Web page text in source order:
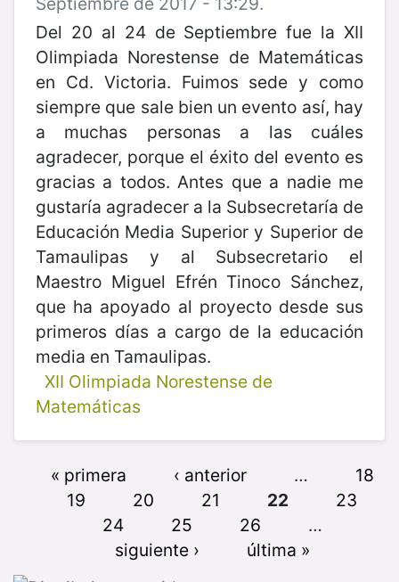
Del 20 al 24 de Septiembre fue la XII
Olimpiada Norestense de Matemáticas
en Cd. Victoria. Fuimos sede y como
siempre que sale bien un evento así, hay
a muchas personas a las cuáles
agradecer, porque el éxito del evento es
gracias a todos. Antes que a nadie me
gustaría agradecer a la Subsecretaría de
Educación Media Superior y Superior de
Tamaulipas y al Subsecretario el
Maestro Miguel Efrén Tinoco Sánchez,
que ha apoyado al proyecto desde sus
primeros días a cargo de la educación
media en Tamaulipas.
XII Olimpiada Norestense de
Matemáticas
« primera ‹ anterior …
18
19
20 21 22
23
24
25 26
…
siguiente ›
última »